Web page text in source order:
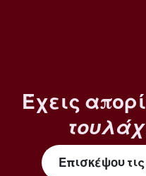
Έχεις
Επισκέψου